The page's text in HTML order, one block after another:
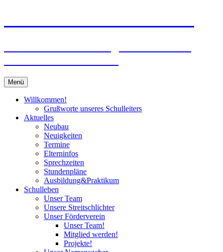
Menü
Willkommen!
Grußworte unseres Schulleiters
Aktuelles
Neubau
Neuigkeiten
Termine
Elterninfos
Sprechzeiten
Stundenpläne
Ausbildung&Praktikum
Schulleben
Unser Team
Unsere Streitschlichter
Unser Förderverein
Unser Team!
Mitglied werden!
Projekte!